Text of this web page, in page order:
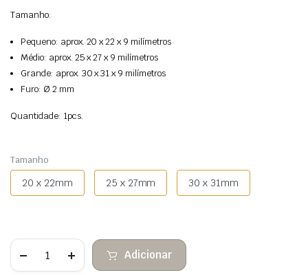
Tamanho:
Pequeno: aprox. 20 x 22 x 9 milímetros
Médio: aprox. 25 x 27 x 9 milímetros
Grande: aprox. 30 x 31 x 9 milímetros
Furo: Ø 2 mm
Quantidade: 1pcs.
Tamanho
20 x 22mm 25 x 27mm 30 x 31mm
Quantidade
Pingente
Adicionar